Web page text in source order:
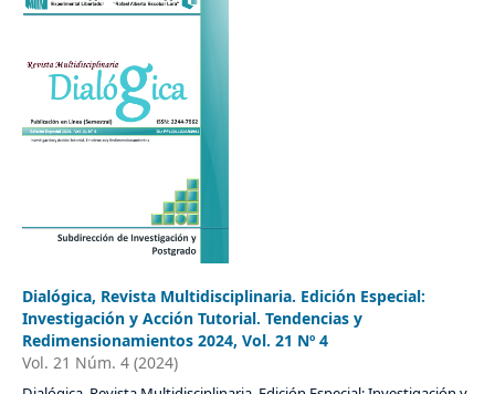
Dialógica, Revista Multidisciplinaria. Edición Especial:
Investigación y Acción Tutorial. Tendencias y
Redimensionamientos 2024, Vol. 21 Nº 4
Vol. 21 Núm. 4 (2024)